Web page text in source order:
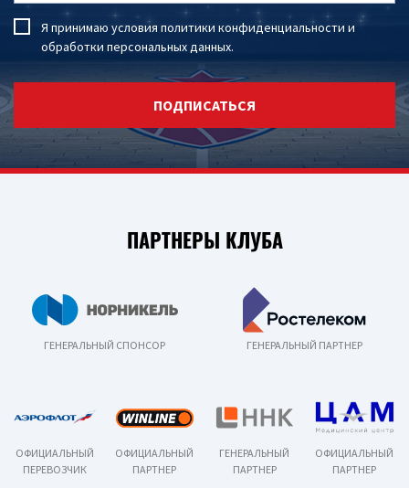
Я принимаю условия политики конфиденциальности и
обработки персональных данных.
ПОДПИСАТЬСЯ
ПАРТНЕРЫ КЛУБА
ГЕНЕРАЛЬНЫЙ СПОНСОР ГЕНЕРАЛЬНЫЙ ПАРТНЕР
ОФИЦИАЛЬНЫЙ
ПЕРЕВОЗЧИК
ОФИЦИАЛЬНЫЙ
ПАРТНЕР
ГЕНЕРАЛЬНЫЙ
ПАРТНЕР
ОФИЦИАЛЬНЫЙ
ПАРТНЕР